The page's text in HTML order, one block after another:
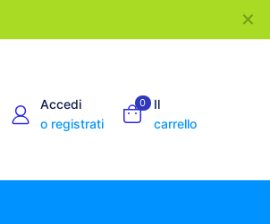
✕
Accedi
o registrati
0
Il
carrello